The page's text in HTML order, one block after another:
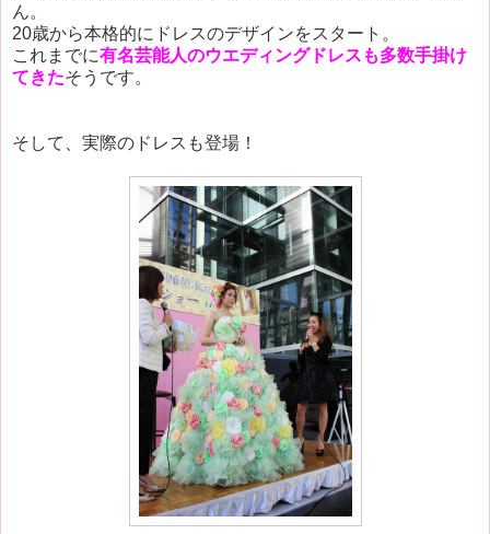
ん。
20歳から本格的にドレスのデザインをスタート。
これまでに有名芸能人のウエディングドレスも多数手掛け
てきたそうです。
そして、実際のドレスも登場！